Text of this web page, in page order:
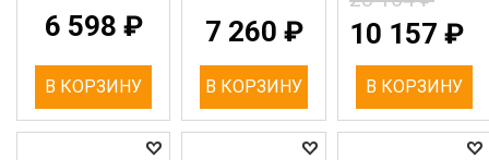
6 598 ₽
В КОРЗИНУ
7 260 ₽
В КОРЗИНУ
10 157 ₽
В КОРЗИНУ